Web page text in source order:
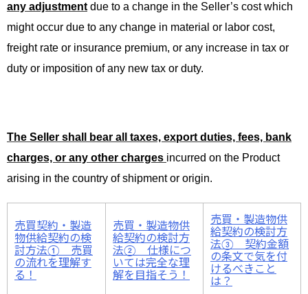
any adjustment due to a change in the Seller’s cost which
might occur due to any change in material or labor cost,
freight rate or insurance premium, or any increase in tax or
duty or imposition of any new tax or duty.
The Seller shall bear all taxes, export duties, fees, bank
charges, or any other charges incurred on the Product
arising in the country of shipment or origin.
売買契約・製造
物供給契約の検
討方法① 売買
の流れを理解す
る！
売買・製造物供
給契約の検討方
法② 仕様につ
いては完全な理
解を目指そう！
売買・製造物供
給契約の検討方
法③ 契約金額
の条文で気を付
けるべきこと
は？